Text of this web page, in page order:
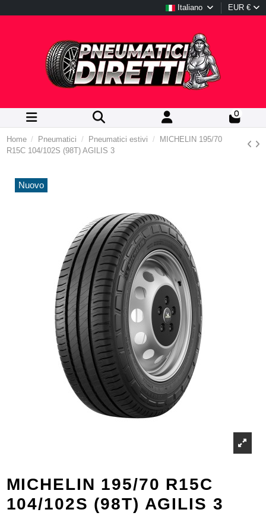
Italiano EUR €
0
Home Pneumatici Pneumatici estivi
MICHELIN 195/70
R15C 104/102S (98T) AGILIS 3
Nuovo
MICHELIN 195/70 R15C
104/102S (98T) AGILIS 3